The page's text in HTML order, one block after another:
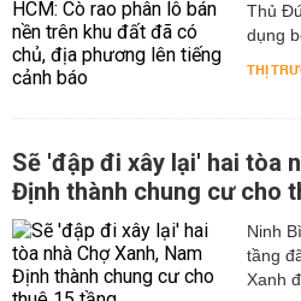
Thủ
dụng
THỊ
Sẽ 'đập đi xây lại' hai tòa
Định thành chung cư cho
Ninh
tầng
Xanh